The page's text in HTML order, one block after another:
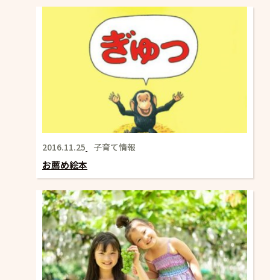
2016.11.25 子育て情報
お薦め絵本